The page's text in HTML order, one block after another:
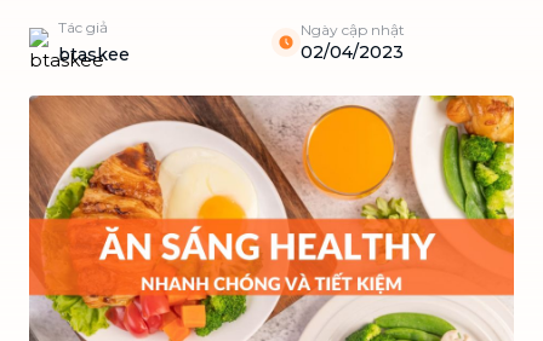
Tác giả
btaskee
Ngày cập nhật
02/04/2023